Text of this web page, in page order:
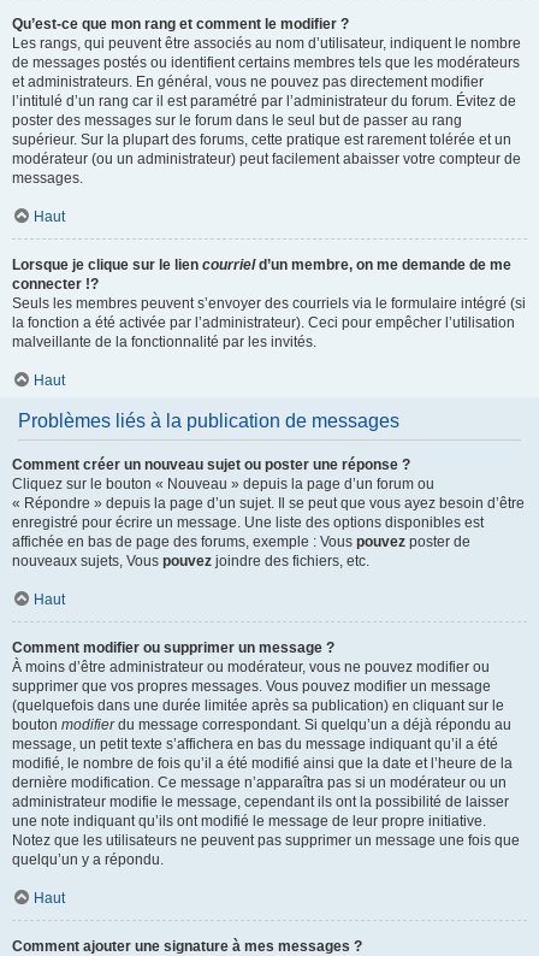
Qu’est-ce que mon rang et comment le modifier ?
Les rangs, qui peuvent être associés au nom d’utilisateur, indiquent le nombre
de messages postés ou identifient certains membres tels que les modérateurs
et administrateurs. En général, vous ne pouvez pas directement modifier
l’intitulé d’un rang car il est paramétré par l’administrateur du forum. Évitez de
poster des messages sur le forum dans le seul but de passer au rang
supérieur. Sur la plupart des forums, cette pratique est rarement tolérée et un
modérateur (ou un administrateur) peut facilement abaisser votre compteur de
messages.
Haut
Lorsque je clique sur le lien courrield’un membre, on me demande de me
connecter !?
Seuls les membres peuvent s’envoyer des courriels via le formulaire intégré (si
la fonction a été activée par l’administrateur). Ceci pour empêcher l’utilisation
malveillante de la fonctionnalité par les invités.
Haut
Problèmes liés à la publication de messages
Comment créer un nouveau sujet ou poster une réponse ?
Cliquez sur le bouton « Nouveau » depuis la page d’un forum ou
« Répondre » depuis la page d’un sujet. Il se peut que vous ayez besoin d’être
enregistré pour écrire un message. Une liste des options disponibles est
affichée en bas de page des forums, exemple : Vous pouvez poster de
nouveaux sujets, Vous pouvez joindre des fichiers, etc.
Haut
Comment modifier ou supprimer un message ?
À moins d’être administrateur ou modérateur, vous ne pouvez modifier ou
supprimer que vos propres messages. Vous pouvez modifier un message
(quelquefois dans une durée limitée après sa publication) en cliquant sur le
bouton modifierdu message correspondant. Si quelqu’un a déjà répondu au
message, un petit texte s’affichera en bas du message indiquant qu’il a été
modifié, le nombre de fois qu’il a été modifié ainsi que la date et l’heure de la
dernière modification. Ce message n’apparaîtra pas si un modérateur ou un
administrateur modifie le message, cependant ils ont la possibilité de laisser
une note indiquant qu’ils ont modifié le message de leur propre initiative.
Notez que les utilisateurs ne peuvent pas supprimer un message une fois que
quelqu’un y a répondu.
Haut
Comment ajouter une signature à mes messages ?